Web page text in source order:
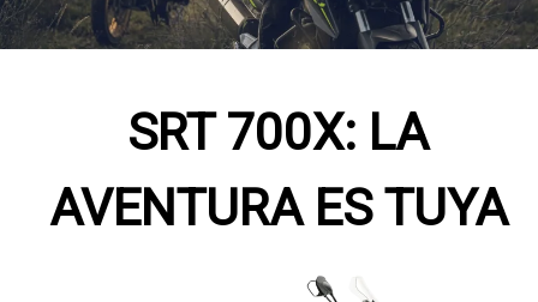
SRT 700X: LA
AVENTURA ES TUYA